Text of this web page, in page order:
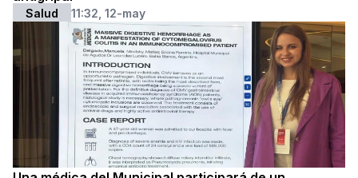
Salud 11:32, 12-may